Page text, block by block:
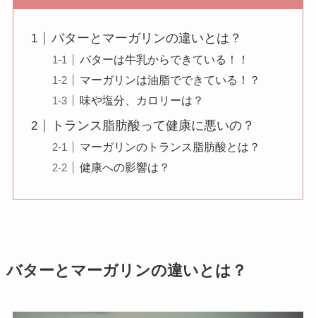
バターとマーガリンの違いとは？
バターは牛乳からできている！！
マーガリンは油脂でできている！？
味や塩分、カロリーは？
トランス脂肪酸って健康に悪いの？
マーガリンのトランス脂肪酸とは？
健康への影響は？
バターとマーガリンの違いとは？